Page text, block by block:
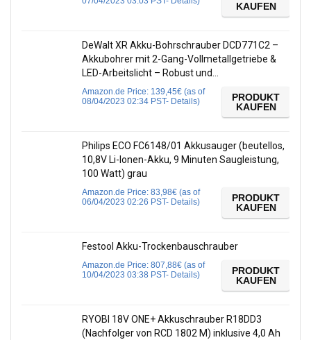
KAUFEN
DeWalt XR Akku-Bohrschrauber DCD771C2 –
Akkubohrer mit 2-Gang-Vollmetallgetriebe &
LED-Arbeitslicht – Robust und…
Amazon.de Price: 139,45€ (as of
08/04/2023 02:34 PST- Details)
PRODUKT
KAUFEN
Philips ECO FC6148/01 Akkusauger (beutellos,
10,8V Li-Ionen-Akku, 9 Minuten Saugleistung,
100 Watt) grau
Amazon.de Price: 83,98€ (as of
06/04/2023 02:26 PST- Details)
PRODUKT
KAUFEN
Festool Akku-Trockenbauschrauber
Amazon.de Price: 807,88€ (as of
10/04/2023 03:38 PST- Details)
PRODUKT
KAUFEN
RYOBI 18V ONE+ Akkuschrauber R18DD3
(Nachfolger von RCD 1802 M) inklusive 4,0 Ah